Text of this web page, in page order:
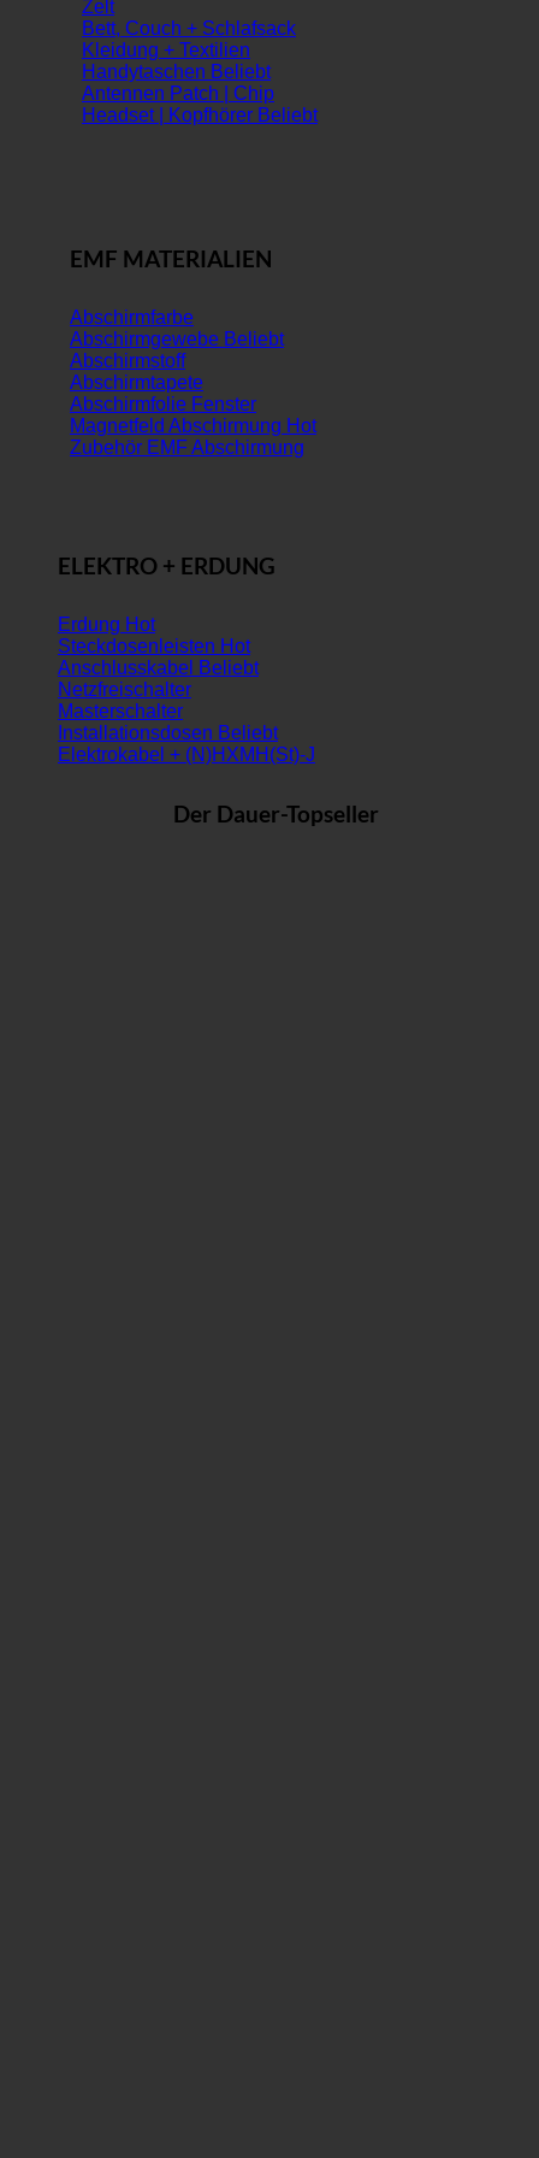
Zelt
Bett, Couch + Schlafsack
Kleidung + Textilien
Handytaschen
Antennen Patch | Chip
Headset | Kopfhörer
EMF MATERIALIEN
Abschirmfarbe
Abschirmgewebe
Abschirmstoff
Abschirmtapete
Abschirmfolie Fenster
Magnetfeld Abschirmung
Zubehör EMF Abschirmung
ELEKTRO + ERDUNG
Erdung
Steckdosenleisten
Anschlusskabel
Netzfreischalter
Masterschalter
Installationsdosen
Elektrokabel + (N)HXMH(St)-J
Der Dauer-Topseller